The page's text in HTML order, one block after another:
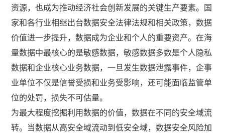
资源，也成为推动经济社会创新发展的关键生产要素。国
家和各行业相继出台数据安全法律法规和相关政策，数据
价值进一步提升，数据成为企业和个人的重要资产。在海
量数据中最核心的是敏感数据，敏感数据多数是个人隐私
数据和企业核心业务数据，一旦发生数据泄露事件，企事
业单位不仅是信誉受损和业务受影响，还可能面临监管单
位的处罚，损失不可估量。
为最大程度挖掘利用数据的价值，数据在不同的安全域流
转。当数据从高安全域流动到低安全域，数据安全风险加